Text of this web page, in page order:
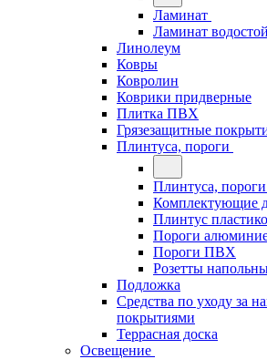
Ламинат
Ламинат
Линолеум
Ковры
Ковролин
Коврики придверные
Плитка ПВХ
Грязезащитные
Плинтуса, пороги
Плинтуса, пороги
Комплектующие
Плинтус
Пороги
Пороги ПВХ
Розетты
Подложка
Средства по уходу за
покрытиями
Террасная доска
Освещение